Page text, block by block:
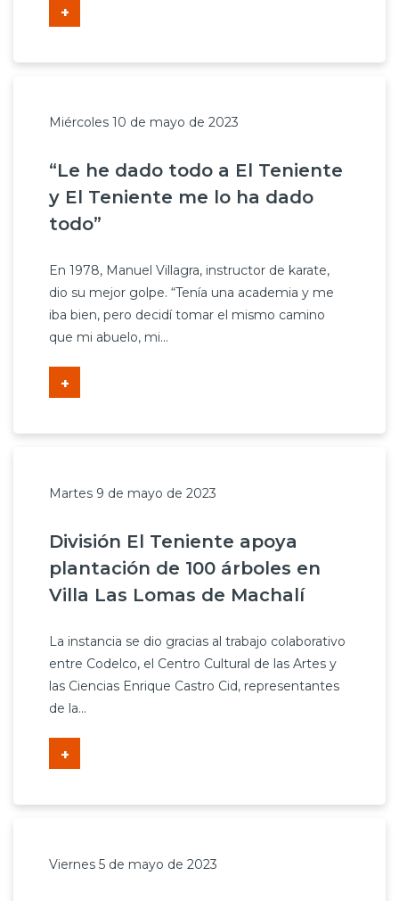
+
Miércoles 10 de mayo de 2023
“Le he dado todo a El Teniente
y El Teniente me lo ha dado
todo”
En 1978, Manuel Villagra, instructor de karate,
dio su mejor golpe. “Tenía una academia y me
iba bien, pero decidí tomar el mismo camino
que mi abuelo, mi...
+
Martes 9 de mayo de 2023
División El Teniente apoya
plantación de 100 árboles en
Villa Las Lomas de Machalí
La instancia se dio gracias al trabajo colaborativo
entre Codelco, el Centro Cultural de las Artes y
las Ciencias Enrique Castro Cid, representantes
de la...
+
Viernes 5 de mayo de 2023